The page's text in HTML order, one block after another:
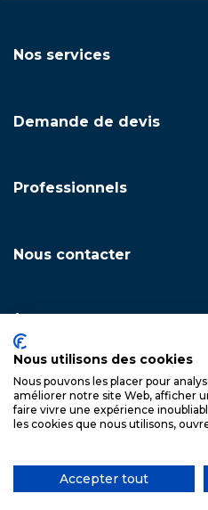
Nos services
Demande de devis
Professionnels
Nous contacter
Copyright © 2026. FSA Inox —
Spécialiste du garde-
Nous utilisons des cookies
Nous pouvons les placer pour
améliorer notre site Web, afficher
faire vivre une expérience
les cookies que nous utilisons,
Accepter tout